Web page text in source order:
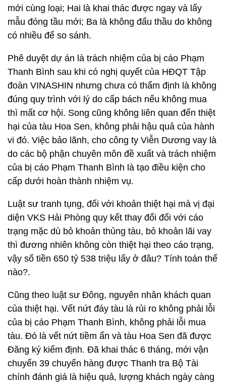
mới cùng loại; Hai là khai thác được ngay và lấy
mẫu đóng tầu mới; Ba là không đấu thầu do không
có nhiều để so sánh.
Phê duyệt dự án là trách nhiệm của bị cáo Phạm
Thanh Bình sau khi có nghị quyết của HĐQT Tập
đoàn VINASHIN nhưng chưa có thẩm định là không
đúng quy trình với lý do cấp bách nếu không mua
thì mất cơ hội. Song cũng không liên quan đến thiệt
hại của tàu Hoa Sen, không phải hậu quả của hành
vi đó. Việc bảo lãnh, cho công ty Viễn Dương vay là
do các bộ phận chuyên môn đề xuất và trách nhiệm
của bị cáo Phạm Thanh Bình là tạo điều kiện cho
cấp dưới hoàn thành nhiệm vụ.
Luật sư tranh tụng, đối với khoản thiệt hại mà vị đại
diện VKS Hải Phòng quy kết thay đổi đối với cáo
trạng mặc dù bỏ khoản thủng tàu, bỏ khoản lãi vay
thì đương nhiên không còn thiệt hại theo cáo trạng,
vậy số tiền 650 tỷ 538 triệu lấy ở đâu? Tính toán thế
nào?.
Cũng theo luật sư Đông, nguyên nhân khách quan
của thiệt hại. Vết nứt đáy tàu là rủi ro không phải lỗi
của bị cáo Phạm Thanh Bình, không phải lỗi mua
tàu. Đó là vết nứt tiềm ẩn và tàu Hoa Sen đã được
Đăng ký kiểm định. Đã khai thác 6 tháng, mới vận
chuyển 39 chuyến hàng được Thanh tra Bộ Tài
chính đánh giá là hiệu quả, lượng khách ngày càng